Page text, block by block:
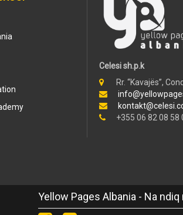
Celesi sh.p.k
Rr. “Kavajës”,
+355 06 82 08 58
Yellow Pages Albania - Na ndiq